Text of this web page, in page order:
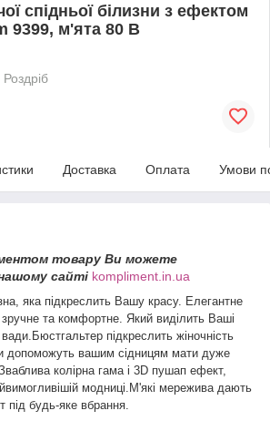
спідньої білизни з ефектом
9399, м'ята 80 В
Роздріб
Доставка Оплата Умови
товару Ви можете
сайті kompliment.in.ua
яка підкреслить Вашу красу. Елегантне
та комфортне. Який виділить Ваші
підкреслить жіночність
допоможуть вашим сідницям мати дуже
колірна гама і 3D пушап ефект,
модниці.М'які мережива дають
під будь-яке вбрання.